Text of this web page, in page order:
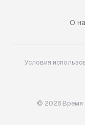
О
Условия
© 2026 Время